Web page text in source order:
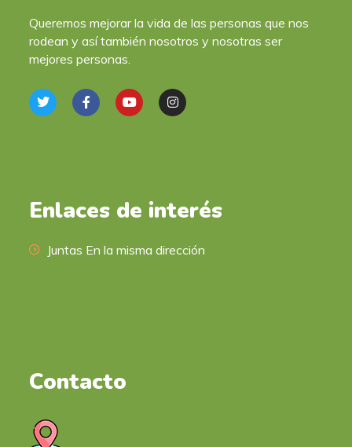
Queremos mejorar la vida de las personas que nos
rodean y así también nosotros y nosotras ser
mejores personas.
Enlaces de interés
Juntas En la misma dirección
Contacto